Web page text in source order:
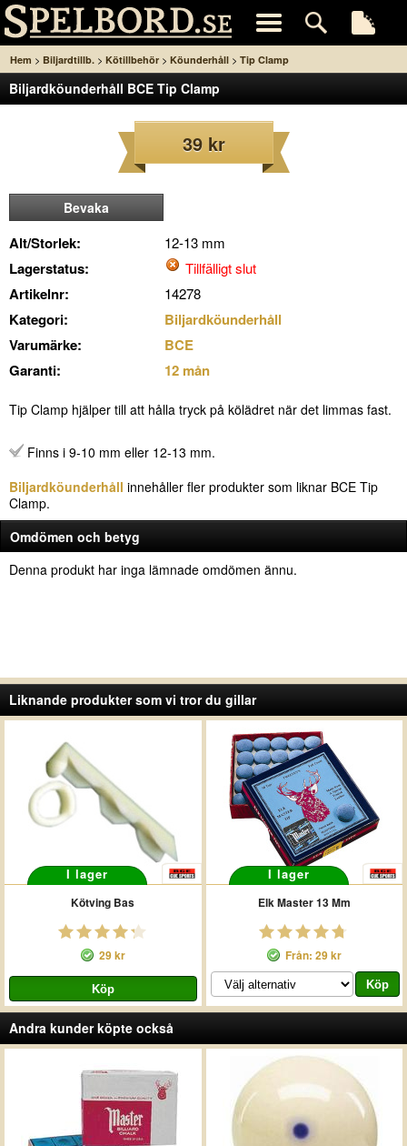
Hem > Biljardtillb. > Kötillbehör > Köunderhåll > Tip Clamp
Biljardköunderhåll BCE Tip Clamp
39 kr
Bevaka
Alt/Storlek: 12-13 mm
Lagerstatus: Tillfälligt slut
Artikelnr: 14278
Kategori:
Biljardköunderhåll
Varumärke:
BCE
Garanti:
12 mån
Tip Clamp hjälper till att hålla tryck på kölädret när det limmas fast.
Finns i 9-10 mm eller 12-13 mm.
Biljardköunderhåll innehåller fler produkter som liknar BCE Tip
Clamp.
Omdömen och betyg
Denna produkt har inga lämnade omdömen ännu.
Liknande produkter som vi tror du gillar
I lager
Kötving Bas
29 kr
I lager
Elk Master 13 Mm
Från: 29 kr
Andra kunder köpte också